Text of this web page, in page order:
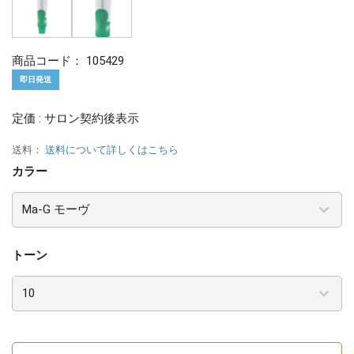
商品コード： 105429
即日発送
定価 : サロン契約後表示
送料： 送料について詳しくはこちら
カラー
トーン